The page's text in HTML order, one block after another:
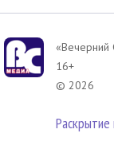
«Вечерний
16+
© 2026